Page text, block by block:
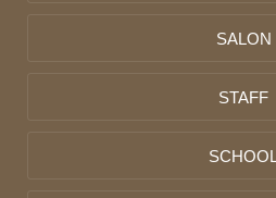
SALON
STAFF
SCHOOL